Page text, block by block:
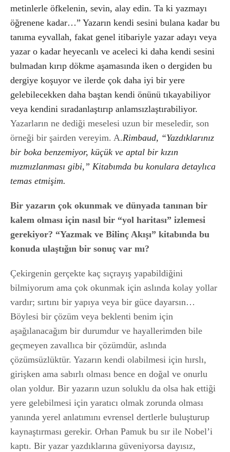
metinlerle öfkelenin, sevin, alay edin. Ta ki yazmayı
öğrenene kadar…” Yazarın kendi sesini bulana kadar bu
tanıma eyvallah, fakat genel itibariyle yazar adayı veya
yazar o kadar heyecanlı ve aceleci ki daha kendi sesini
bulmadan kırıp dökme aşamasında iken o dergiden bu
dergiye koşuyor ve ilerde çok daha iyi bir yere
gelebilecekken daha baştan kendi önünü tıkayabiliyor
veya kendini sıradanlaştırıp anlamsızlaştırabiliyor.
Yazarların ne dediği meselesi uzun bir meseledir, son
örneği bir şairden vereyim. A.Rimbaud, “Yazdıklarınız
bir boka benzemiyor, küçük ve aptal bir kızın
mızmızlanması gibi,” Kitabımda bu konulara detaylıca
temas etmişim.
Bir yazarın çok okunmak ve dünyada tanınan bir
kalem olması için nasıl bir “yol haritası” izlemesi
gerekiyor? “Yazmak ve Bilinç Akışı” kitabında bu
konuda ulaştığın bir sonuç var mı?
Çekirgenin gerçekte kaç sıçrayış yapabildiğini
bilmiyorum ama çok okunmak için aslında kolay yollar
vardır; sırtını bir yapıya veya bir güce dayarsın…
Böylesi bir çözüm veya beklenti benim için
aşağılanacağım bir durumdur ve hayallerimden bile
geçmeyen zavallıca bir çözümdür, aslında
çözümsüzlüktür. Yazarın kendi olabilmesi için hırslı,
girişken ama sabırlı olması bence en doğal ve onurlu
olan yoldur. Bir yazarın uzun soluklu da olsa hak ettiği
yere gelebilmesi için yaratıcı olmak zorunda olması
yanında yerel anlatımını evrensel dertlerle buluşturup
kaynaştırması gerekir. Orhan Pamuk bu sır ile Nobel’i
kaptı. Bir yazar yazdıklarına güveniyorsa dayısız,